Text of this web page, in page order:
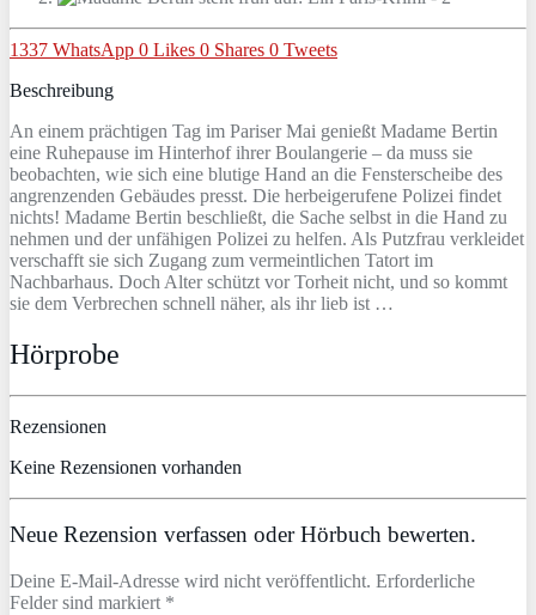
1337 WhatsApp 0 Likes 0 Shares 0 Tweets
Beschreibung
An einem prächtigen Tag im Pariser Mai genießt Madame Bertin
eine Ruhepause im Hinterhof ihrer Boulangerie – da muss sie
beobachten, wie sich eine blutige Hand an die Fensterscheibe des
angrenzenden Gebäudes presst. Die herbeigerufene Polizei findet
nichts! Madame Bertin beschließt, die Sache selbst in die Hand zu
nehmen und der unfähigen Polizei zu helfen. Als Putzfrau verkleidet
verschafft sie sich Zugang zum vermeintlichen Tatort im
Nachbarhaus. Doch Alter schützt vor Torheit nicht, und so kommt
sie dem Verbrechen schnell näher, als ihr lieb ist …
Hörprobe
Rezensionen
Keine Rezensionen vorhanden
Neue Rezension verfassen oder Hörbuch bewerten.
Deine E-Mail-Adresse wird nicht veröffentlicht. Erforderliche
Felder sind markiert *